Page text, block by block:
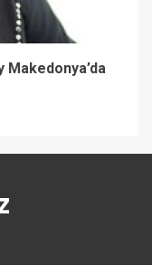
Makedonya’da